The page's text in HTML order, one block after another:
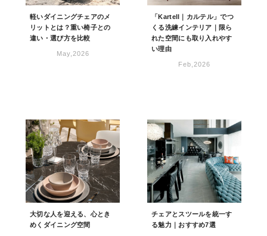
軽いダイニングチェアのメ
リットとは？重い椅子との
違い・選び方を比較
May,2026
「Kartell｜カルテル」でつ
くる洗練インテリア｜限ら
れた空間にも取り入れやす
い理由
Feb,2026
大切な人を迎える、心とき
めくダイニング空間
チェアとスツールを統一す
る魅力｜おすすめ7選